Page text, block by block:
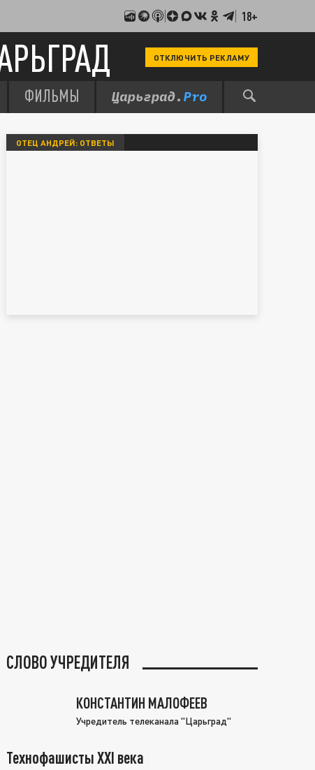
18+
ОТКЛЮЧИТЬ РЕКЛАМУ
ФИЛЬМЫ
ОТЕЦ АНДРЕЙ: ОТВЕТЫ
СЛОВО УЧРЕДИТЕЛЯ
КОНСТАНТИН МАЛОФЕЕВ
Учредитель телеканала "Царьград"
Технофашисты XXI века